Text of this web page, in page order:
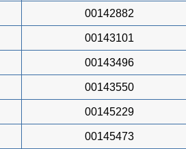
00142882
00143101
00143496
00143550
00145229
00145473